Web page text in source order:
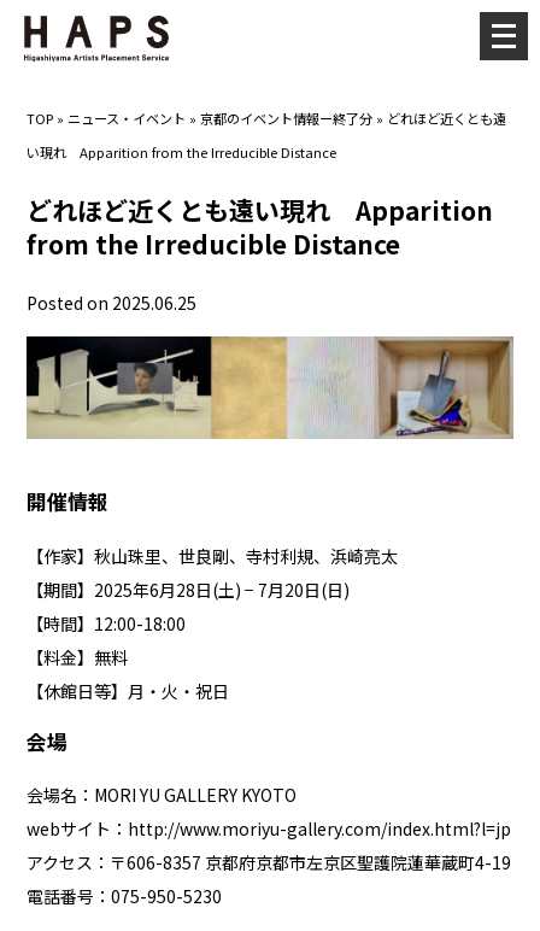
TOP » ニュース・イベント »京都のイベント情報ー終了分 » どれほど近くとも遠
い現れ Apparition from the Irreducible Distance
どれほど近くとも遠い現れ Apparition
from the Irreducible Distance
Posted on 2025.06.25
開催情報
【作家】秋山珠里、世良剛、寺村利規、浜崎亮太
【期間】2025年6月28日(土) − 7月20日(日)
【時間】12:00-18:00
【料金】無料
【休館日等】月・火・祝日
会場
会場名：MORI YU GALLERY KYOTO
webサイト： http://www.moriyu-gallery.com/index.html?l=jp
アクセス：〒606-8357 京都府京都市左京区聖護院蓮華蔵町4-19
電話番号：075-950-5230
メ
ニ
ー